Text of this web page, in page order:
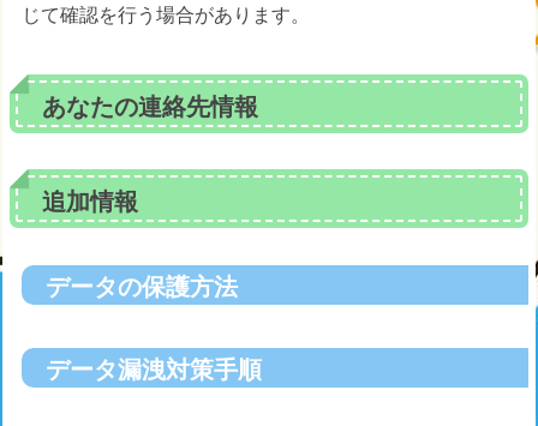
じて確認を行う場合があります。
あなたの連絡先情報
追加情報
データの保護方法
データ漏洩対策手順